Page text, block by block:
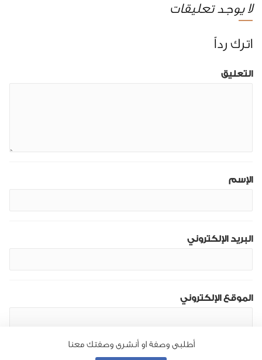
أطلبى وصفة او أنشرى وصفتك معنا
لا يوجد تعليقات
اترك رداً
التعليق
الإسم
البريد الإلكتروني
الموقع الإلكتروني